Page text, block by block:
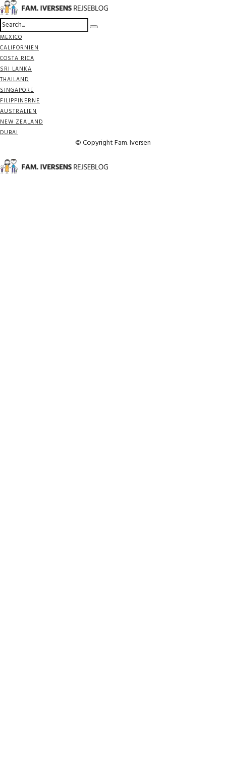
MEXICO
CALIFORNIEN
COSTA RICA
SRI LANKA
THAILAND
SINGAPORE
FILIPPINERNE
AUSTRALIEN
NEW ZEALAND
DUBAI
© Copyright Fam. Iversen